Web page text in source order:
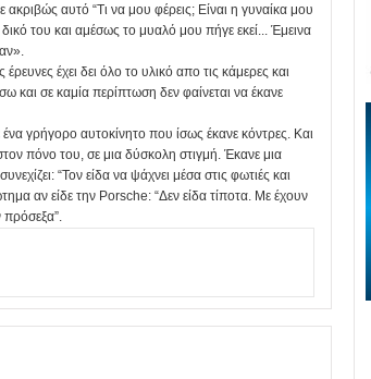
αυτό “Τι να μου φέρεις; Είναι η γυναίκα μου
του και αμέσως το μυαλό μου πήγε εκεί... Έμεινα
έχει δει όλο το υλικό απο τις κάμερες και
και σε καμία περίπτωση δεν φαίνεται να έκανε
γρήγορο αυτοκίνητο που ίσως έκανε κόντρες. Και
πόνο του, σε μια δύσκολη στιγμή. Έκανε μια
“Τον είδα να ψάχνει μέσα στις φωτιές και
αν είδε την Porsche: “Δεν είδα τίποτα. Με έχουν
πρόσεξα”.